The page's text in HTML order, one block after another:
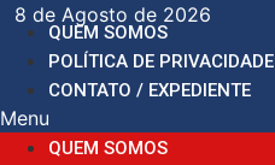
para
conteúdo
8 de Agosto de 2026
QUEM SOMOS
POLÍTICA DE PRIVACIDADE
CONTATO / EXPEDIENTE
Menu
QUEM SOMOS